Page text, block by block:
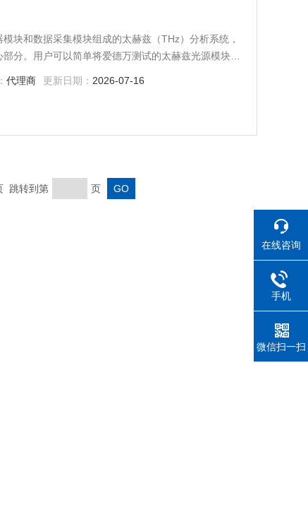
块和数据采集模块组成的太赫兹（THz）分析系统，
分。用户可以简单将爱德万测试的太赫兹光源模块
代理商 更新日期： 2026-07-16
跳转到第 页
在线咨询
手机
微信扫一扫